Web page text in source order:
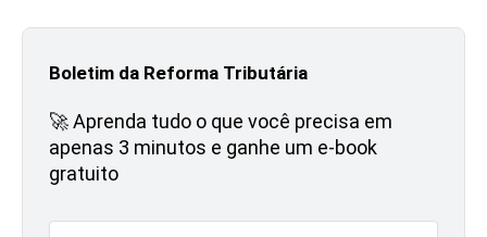
Boletim da Reforma Tributária
🚀 Aprenda tudo o que você precisa em
apenas 3 minutos e ganhe um e-book
gratuito